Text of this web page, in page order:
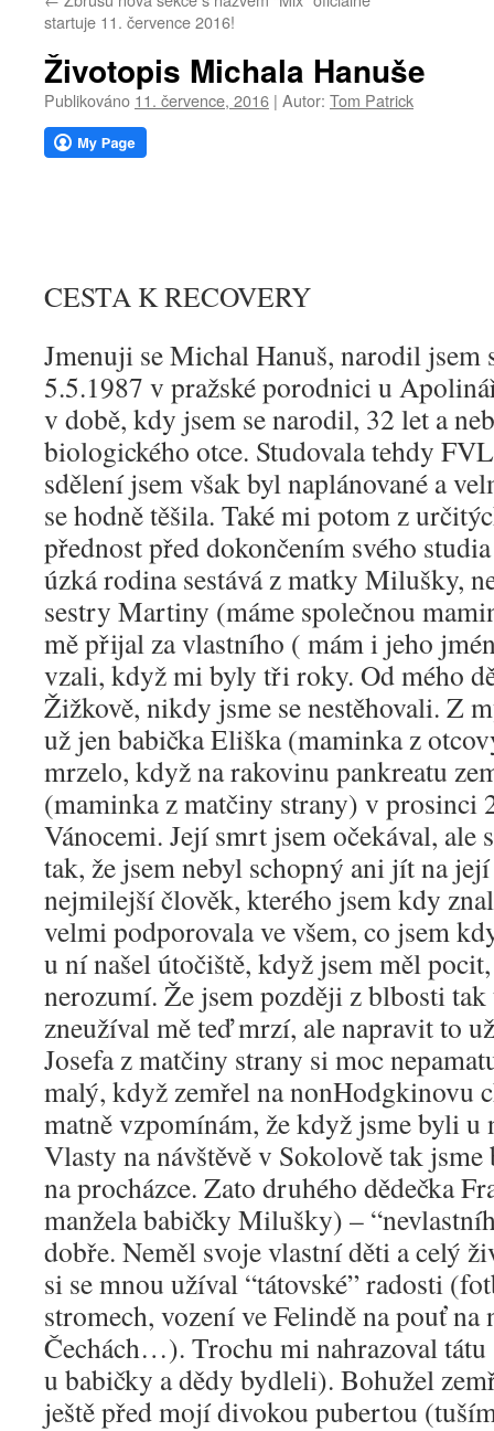
webu
startuje 11. července 2016!
Životopis Michala Hanuše
Publikováno 11. července, 2016 | Autor: Tom Patrick
CESTA K RECOVERY
Jmenuji se Michal Hanuš, narodil jsem
5.5.1987 v pražské porodnici u Apoliná
v době, kdy jsem se narodil, 32 let a
biologického otce. Studovala tehdy
sdělení jsem však byl naplánované a
se hodně těšila. Také mi potom z
přednost před dokončením svého
úzká rodina sestává z matky Milušky,
sestry Martiny (máme společnou
mě přijal za vlastního ( mám i jeho
vzali, když mi byly tři roky. Od mého
Žižkově, nikdy jsme se nestěhovali. Z
už jen babička Eliška (maminka z
mrzelo, když na rakovinu pankreatu
(maminka z matčiny strany) v prosinci
Vánocemi. Její smrt jsem očekával, ale
tak, že jsem nebyl schopný ani jít na
nejmilejší člověk, kterého jsem kdy
velmi podporovala ve všem, co jsem
u ní našel útočiště, když jsem měl
nerozumí. Že jsem později z blbosti
zneužíval mě teď mrzí, ale napravit to
Josefa z matčiny strany si moc
malý, když zemřel na nonHodgkinovu
matně vzpomínám, že když jsme byli u
Vlasty na návštěvě v Sokolově tak
na procházce. Zato druhého dědečka
manžela babičky Milušky) –
dobře. Neměl svoje vlastní děti a celý
si se mnou užíval “tátovské” radosti
stromech, vození ve Felindě na pouť
Čechách…). Trochu mi nahrazoval
u babičky a dědy bydleli). Bohužel
ještě před mojí divokou pubertou